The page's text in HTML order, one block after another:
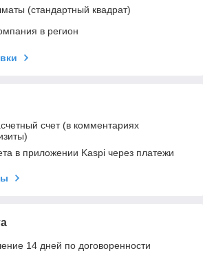
(стандартный квадрат)
в регион
счет (в комментариях
в приложении Kaspi через платежи
14 дней по договоренности